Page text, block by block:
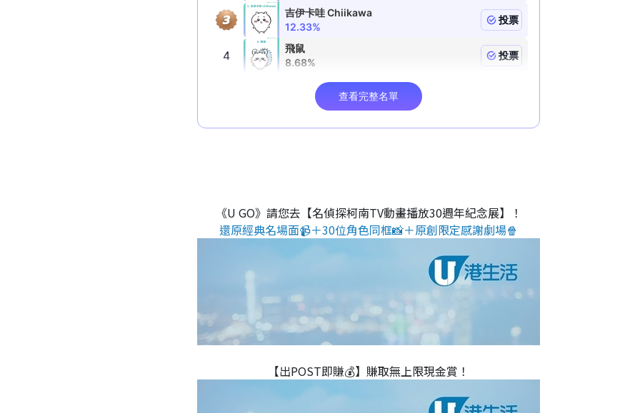
《U GO》請您去【名偵探柯南TV動畫播放30週年紀念展】！
還原經典名場面📹＋30位角色同框📸＋原創限定感謝劇場🍿
【出POST即賺💰】賺取無上限現金賞！